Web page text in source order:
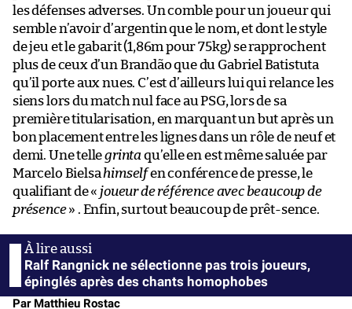
les défenses adverses. Un comble pour un joueur qui
semble n’avoir d’argentin que le nom, et dont le style
de jeu et le gabarit (1,86m pour 75kg) se rapprochent
plus de ceux d’un Brandão que du Gabriel Batistuta
qu’il porte aux nues. C’est d’ailleurs lui qui relance les
siens lors du match nul face au PSG, lors de sa
première titularisation, en marquant un but après un
bon placement entre les lignes dans un rôle de neuf et
demi. Une tellegrinta qu’elle en est même saluée par
Marcelo Bielsa himselfen conférence de presse, le
qualifiant de « joueur de référence avec beaucoup de
présence» . Enfin, surtout beaucoup de prêt-sence.
Ralf Rangnick ne sélectionne pas trois joueurs,
épinglés après des chants homophobes
Par Matthieu Rostac